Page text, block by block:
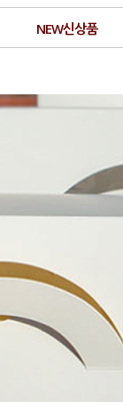
NEW신상품